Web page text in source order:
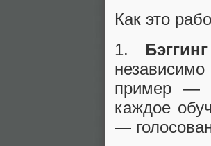
Как это
1.
пример —
каждое
—